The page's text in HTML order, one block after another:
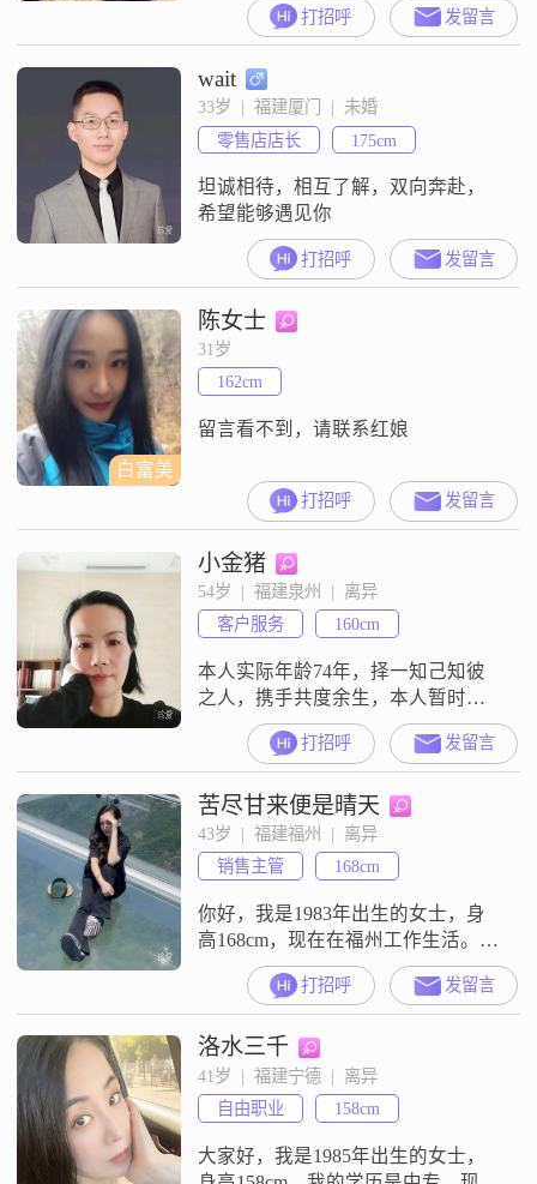
打招呼 发留言
wait
33岁  |  福建厦门  |  未婚
零售店店长
175cm
坦诚相待，相互了解，双向奔赴，
希望能够遇见你
打招呼 发留言
白富美
陈女士
31岁
162cm
留言看不到，请联系红娘
打招呼 发留言
小金猪
54岁  |  福建泉州  |  离异
客户服务
160cm
本人实际年龄74年，择一知己知彼
之人，携手共度余生，本人暂时没
加入会员，各位来的信息无法查
看，很抱歉 打招呼 发留言
苦尽甘来便是晴天
43岁  |  福建福州  |  离异
销售主管
168cm
你好，我是1983年出生的女士，身
高168cm，现在在福州工作生活。我
的月收入在12001到20000元之间，
学历是高中及以下。我是一个开朗
爱笑的人，平时性格独立自信，也
很随和，觉得和人相处是件挺容易
的事。我比较追求稳定安逸的生活
状态，觉得平平淡淡才是真。平时
我比较注重时尚穿搭，喜欢把自己
收拾得整洁利落。在与人交往中，
打招呼 发留言
洛水三千
41岁  |  福建宁德  |  离异
自由职业
158cm
大家好，我是1985年出生的女士，